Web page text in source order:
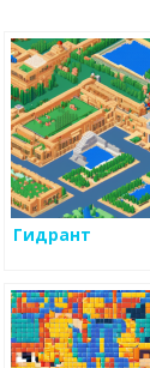
Гидрант